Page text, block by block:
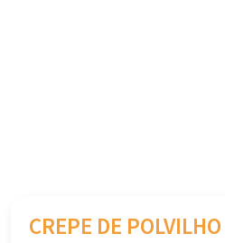
CREPE DE POLVILHO